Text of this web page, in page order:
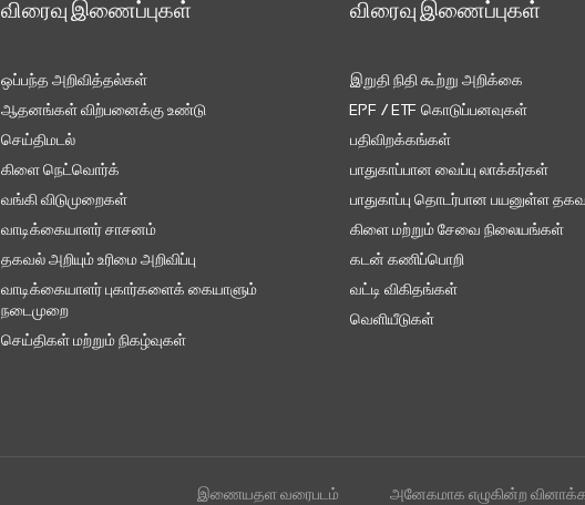
விரைவு இணைப்புகள்
ஒப்பந்த அறிவித்தல்கள்
ஆதனங்கள் விற்பனைக்கு உண்டு
செய்திமடல்
கிளை நெட்வொர்க்
வங்கி விடுமுறைகள்
வாடிக்கையாளர் சாசனம்
தகவல் அறியும் உரிமை அறிவிப்பு
வாடிக்கையாளர் புகார்களைக் கையாளும்
நடைமுறை
செய்திகள் மற்றும் நிகழ்வுகள்
விரைவு இணைப்புகள்
இறுதி நிதி கூற்று அறிக்கை
EPF / ETF கொடுப்பனவுகள்
பதிவிறக்கங்கள்
பாதுகாப்பான வைப்பு லாக்கர்கள்
பாதுகாப்பு தொடர்பான பயனுள்ள
கிளை மற்றும் சேவை நிலையங்கள்
கடன் கணிப்பொறி
வட்டி விகிதங்கள்
வெளியீடுகள்
இணையதள வரைபடம் அனேகமாக எழுகின்ற